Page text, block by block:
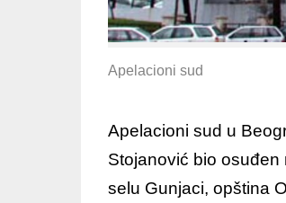
Apelacioni sud
Apelacioni sud u
Stojanović bio
selu Gunjaci, opština